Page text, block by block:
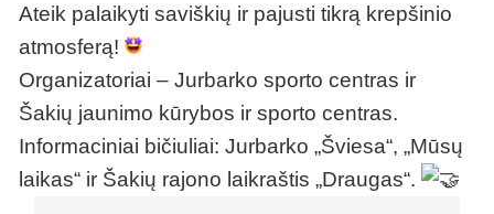
Ateik palaikyti saviškių ir pajusti tikrą krepšinio
atmosferą!
Organizatoriai – Jurbarko sporto centras ir
Šakių jaunimo kūrybos ir sporto centras.
Informaciniai bičiuliai: Jurbarko „Šviesa“, „Mūsų
laikas“ ir Šakių rajono laikraštis „Draugas“.